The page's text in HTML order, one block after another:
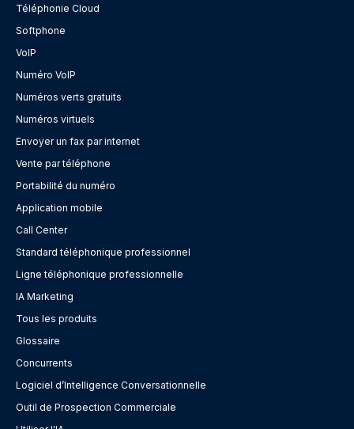
Téléphonie Cloud
Softphone
VoIP
Numéro VoIP
Numéros verts gratuits
Numéros virtuels
Envoyer un fax par internet
Vente par téléphone
Portabilité du numéro
Application mobile
Call Center
Standard téléphonique professionnel
Ligne téléphonique professionnelle
IA Marketing
Tous les produits
Glossaire
Concurrents
Logiciel d’Intelligence Conversationnelle
Outil de Prospection Commerciale